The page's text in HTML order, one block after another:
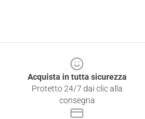
Acquista in tutta sicurezza
Protetto 24/7 dai clic alla
consegna